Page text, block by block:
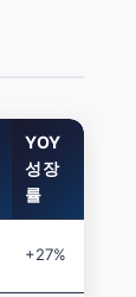
YOY
성장
률
+27%